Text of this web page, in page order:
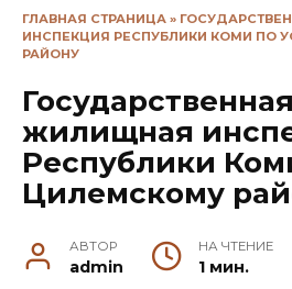
ГЛАВНАЯ СТРАНИЦА »
ИНСПЕКЦИЯ РЕСПУБЛИКИ КОМИ ПО
РАЙОНУ
Государственная
жилищная
Республики
Цилемскому
АВТОР
admin
НА ЧТЕНИЕ
1 мин.